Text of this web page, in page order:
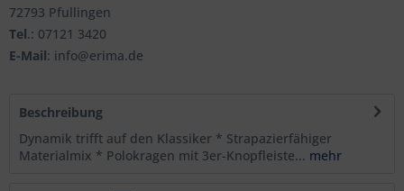
72793 Pfullingen
Tel.: 07121 3420
E-Mail: info@erima.de
Beschreibung
Dynamik trifft auf den Klassiker * Strapazierfähiger
Materialmix * Polokragen mit 3er-Knopfleiste... mehr